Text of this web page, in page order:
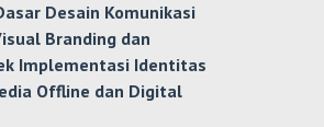
Desain Komunikasi
Branding dan
Implementasi Identitas
Offline dan Digital